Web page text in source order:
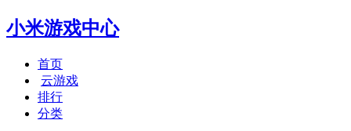
小米游戏中心
首页
云游戏
排行
分类